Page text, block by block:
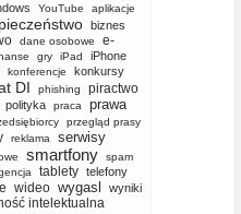
YouTube aplikacje
biznes
dane osobowe
e-
gry iPad iPhone
konferencje konkursy
DI phishing piractwo
polityka praca
prawa
przegląd prasy
reklama
serwisy
smartfony
spam
tablety telefony
wideo wygasl
wyniki
intelektualna